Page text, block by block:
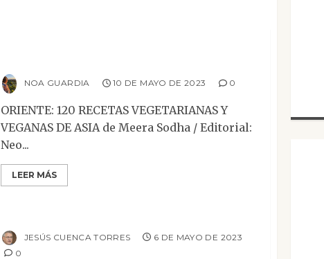
NOA GUARDIA 10 DE MAYO DE 2023 0
ORIENTE: 120 RECETAS VEGETARIANAS Y
VEGANAS DE ASIA de Meera Sodha / Editorial:
Neo...
LEER MÁS
JESÚS CUENCA TORRES
6 DE MAYO DE 2023
0